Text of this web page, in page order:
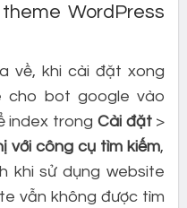
WordPress
về, khi cài đặt xong
cho bot google vào
index trong Cài đặt>
với công cụ tìm kiếm,
khi sử dụng website
vẫn không được tìm